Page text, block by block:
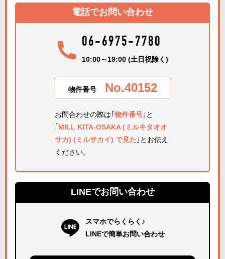
電話でお問い合わせ
06-6975-7780
10:00～19:00 (土日祝除く)
物件番号 No.40152
お問合わせの際は｢ 物件番号 ｣と
MILL KITA-OSAKA (ミルキタオオ
サカ) (ミルサカイ) で見た ｣とお伝え
ください。
LINEでお問い合わせ
スマホでらくらく♪
LINEで簡単お問い合わせ